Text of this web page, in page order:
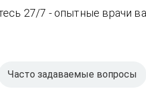
27/7 - опытные врачи
Часто задаваемые вопросы